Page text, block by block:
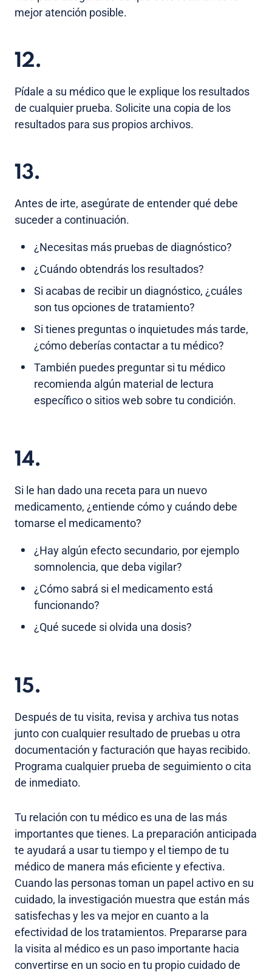
mejor atención posible.
12.
Pídale a su médico que le explique los resultados
de cualquier prueba. Solicite una copia de los
resultados para sus propios archivos.
13.
Antes de irte, asegúrate de entender qué debe
suceder a continuación.
¿Necesitas más pruebas de diagnóstico?
¿Cuándo obtendrás los resultados?
Si acabas de recibir un diagnóstico, ¿cuáles
son tus opciones de tratamiento?
Si tienes preguntas o inquietudes más tarde,
¿cómo deberías contactar a tu médico?
También puedes preguntar si tu médico
recomienda algún material de lectura
específico o sitios web sobre tu condición.
14.
Si le han dado una receta para un nuevo
medicamento, ¿entiende cómo y cuándo debe
tomarse el medicamento?
¿Hay algún efecto secundario, por ejemplo
somnolencia, que deba vigilar?
¿Cómo sabrá si el medicamento está
funcionando?
¿Qué sucede si olvida una dosis?
15.
Después de tu visita, revisa y archiva tus notas
junto con cualquier resultado de pruebas u otra
documentación y facturación que hayas recibido.
Programa cualquier prueba de seguimiento o cita
de inmediato.
Tu relación con tu médico es una de las más
importantes que tienes. La preparación anticipada
te ayudará a usar tu tiempo y el tiempo de tu
médico de manera más eficiente y efectiva.
Cuando las personas toman un papel activo en su
cuidado, la investigación muestra que están más
satisfechas y les va mejor en cuanto a la
efectividad de los tratamientos. Prepararse para
la visita al médico es un paso importante hacia
convertirse en un socio en tu propio cuidado de